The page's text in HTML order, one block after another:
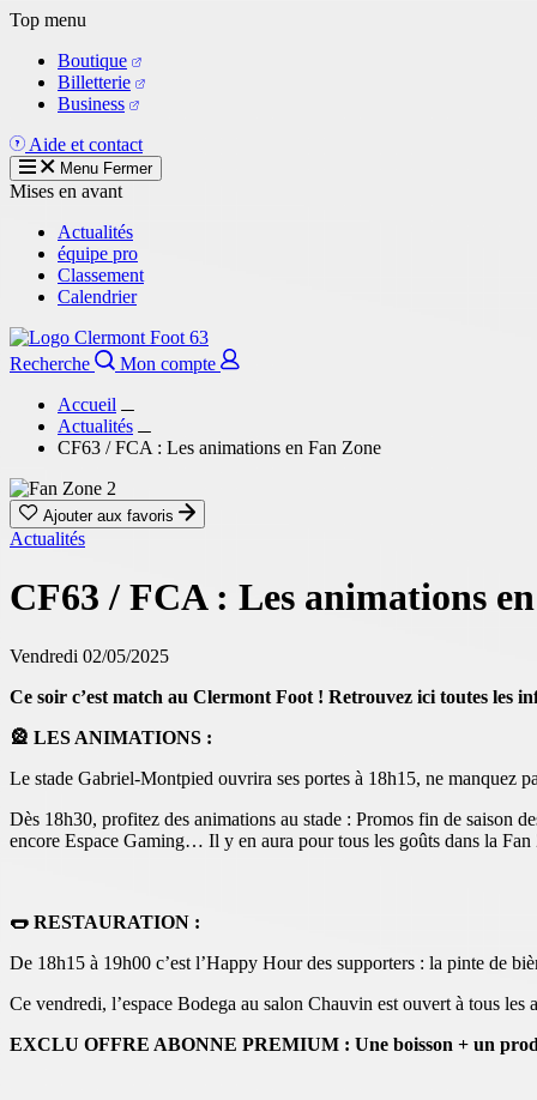
Aller
contenu
principal
Top menu
Boutique
Billetterie
Business
Aide et contact
Menu Fermer
Mises en avant
Actualités
équipe pro
Classement
Calendrier
Recherche
Mon compte
Accueil
Actualités
CF63 / FCA : Les animations en Fan Zone
Ajouter aux favoris
Actualités
CF63 / FCA : Les animations
Vendredi 02/05/2025
Ce soir c’est match au Clermont Foot ! Retrouvez ici toutes les
🎡 LES ANIMATIONS :
Le stade Gabriel-Montpied ouvrira ses portes à 18h15, ne manquez
Dès 18h30, profitez des animations au stade : Promos fin de saison
encore Espace Gaming… Il y en aura pour tous les goûts dans la Fan
🌭 RESTAURATION :
De 18h15 à 19h00 c’est l’Happy Hour des supporters : la pinte de
Ce vendredi, l’espace Bodega au salon Chauvin est ouvert à tous
EXCLU OFFRE ABONNE PREMIUM : Une boisson + un